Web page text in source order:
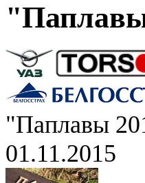
"Паплавы
01.11.2015